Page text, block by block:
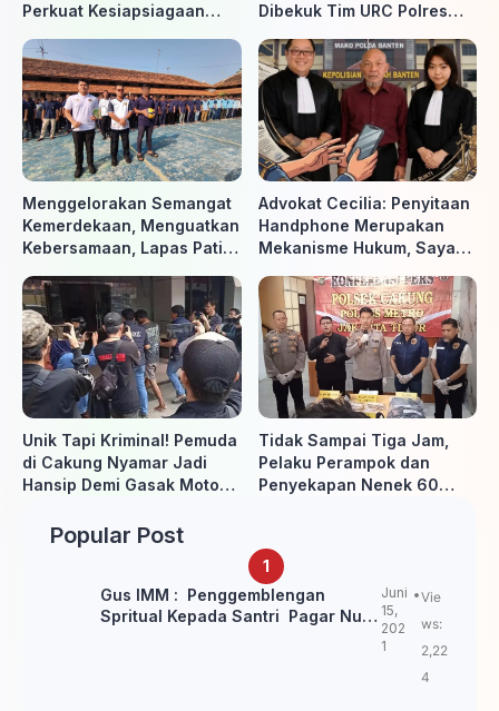
Perkuat Kesiapsiagaan
Dibekuk Tim URC Polres
Menggelorakan Semangat
Kemerdekaan, Menguatkan
Kebersamaan, Lapas Pati
ke-81 RI, Warga Binaan
Antusias Ikuti Berbagai
Perlombaan
Advokat Cecilia: Penyitaan
Handphone Merupakan
Mekanisme Hukum, Saya
Diminta Penyidik dan Tidak
perlu takut
Unik Tapi Kriminal! Pemuda
di Cakung Nyamar Jadi
Hansip Demi Gasak Motor
Tidak Sampai Tiga Jam,
Pelaku Perampok dan
Penyekapan Nenek 60
Popular Post
Gus IMM : Penggemblengan
Spritual Kepada Santri Pagar Nusa
Juni
15,
202
1
Vie
ws:
2,22
4